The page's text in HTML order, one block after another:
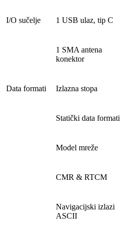
I/O sučelje 1 USB ulaz, tip C
1 SMA antena
konektor
Data formati Izlazna stopa
Statički data formati
Model mreže
CMR & RTCM
Navigacijski izlazi
ASCII